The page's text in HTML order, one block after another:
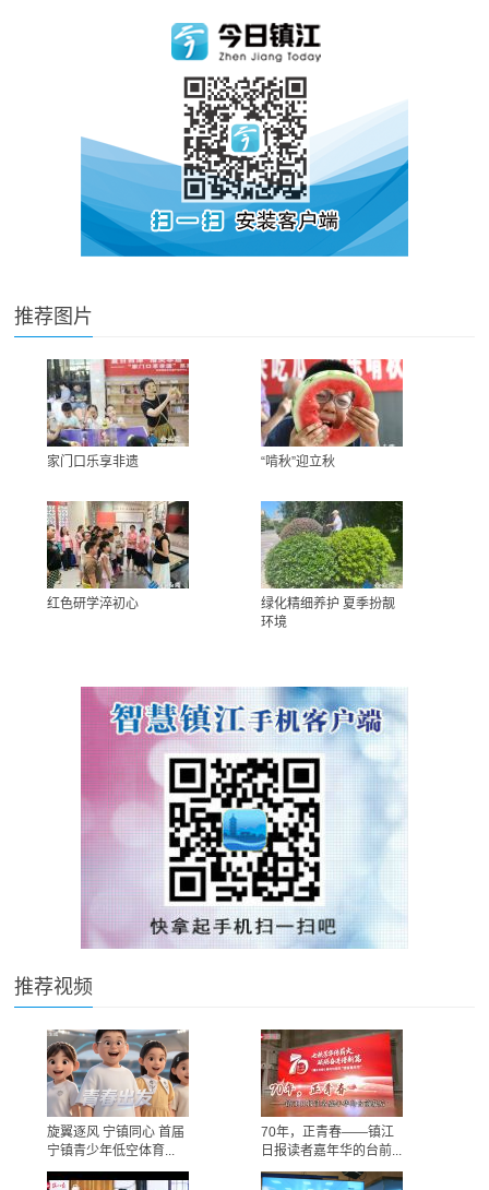
推荐图片
家门口乐享非遗 “啃秋”迎立秋
红色研学淬初心
绿化精细养护 夏季扮靓
环境
推荐视频
旋翼逐风 宁镇同心 首届
宁镇青少年低空体育...
70年，正青春——镇江
日报读者嘉年华的台前...